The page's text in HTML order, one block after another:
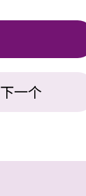
下一个